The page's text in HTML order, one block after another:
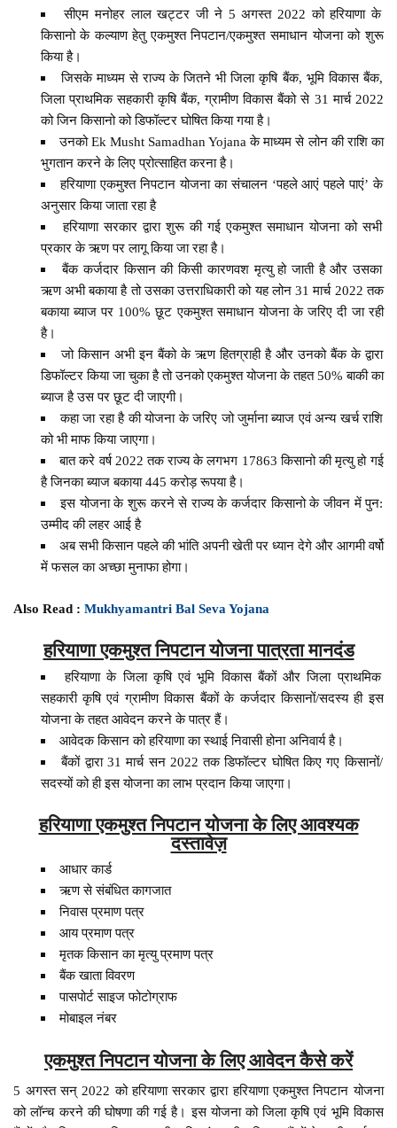
सीएम मनोहर लाल खट्टर जी ने 5 अगस्त 2022 को हरियाणा के
किसानो के कल्याण हेतु एकमुश्त निपटान/एकमुश्त समाधान योजना को शुरू
किया है।
जिसके माध्यम से राज्य के जितने भी जिला कृषि बैंक, भूमि विकास बैंक,
जिला प्राथमिक सहकारी कृषि बैंक, ग्रामीण विकास बैंको से 31 मार्च 2022
को जिन किसानो को डिफॉल्टर घोषित किया गया है।
उनको Ek Musht Samadhan Yojana के माध्यम से लोन की राशि का
भुगतान करने के लिए प्रोत्साहित करना है।
हरियाणा एकमुश्त निपटान योजना का संचालन ‘पहले आएं पहले पाएं’ के
अनुसार किया जाता रहा है
हरियाणा सरकार द्वारा शुरू की गई एकमुश्त समाधान योजना को सभी
प्रकार के ऋण पर लागू किया जा रहा है।
बैंक कर्जदार किसान की किसी कारणवश मृत्यु हो जाती है और उसका
ऋण अभी बकाया है तो उसका उत्तराधिकारी को यह लोन 31 मार्च 2022 तक
बकाया ब्याज पर 100% छूट एकमुश्त समाधान योजना के जरिए दी जा रही
है।
जो किसान अभी इन बैंको के ऋण हितग्राही है और उनको बैंक के द्वारा
डिफॉल्टर किया जा चुका है तो उनको एकमुश्त योजना के तहत 50% बाकी का
ब्याज है उस पर छूट दी जाएगी।
कहा जा रहा है की योजना के जरिए जो जुर्माना ब्याज एवं अन्य खर्च राशि
को भी माफ किया जाएगा।
बात करे वर्ष 2022 तक राज्य के लगभग 17863 किसानो की मृत्यु हो गई
है जिनका ब्याज बकाया 445 करोड़ रूपया है।
इस योजना के शुरू करने से राज्य के कर्जदार किसानो के जीवन में पुन:
उम्मीद की लहर आई है
अब सभी किसान पहले की भांति अपनी खेती पर ध्यान देगे और आगमी वर्षो
में फसल का अच्छा मुनाफा होगा।
Also Read :Mukhyamantri Bal Seva Yojana
हरियाणा एकमुश्त निपटान योजना पात्रता मानदंड
हरियाणा के जिला कृषि एवं भूमि विकास बैंकों और जिला प्राथमिक
सहकारी कृषि एवं ग्रामीण विकास बैंकों के कर्जदार किसानों/सदस्य ही इस
योजना के तहत आवेदन करने के पात्र हैं।
आवेदक किसान को हरियाणा का स्थाई निवासी होना अनिवार्य है।
बैंकों द्वारा 31 मार्च सन 2022 तक डिफॉल्टर घोषित किए गए किसानों/
सदस्यों को ही इस योजना का लाभ प्रदान किया जाएगा।
हरियाणा एकमुश्त निपटान योजना के लिए आवश्यक
दस्तावेज़
आधार कार्ड
ऋण से संबंधित कागजात
निवास प्रमाण पत्र
आय प्रमाण पत्र
मृतक किसान का मृत्यु प्रमाण पत्र
बैंक खाता विवरण
पासपोर्ट साइज फोटोग्राफ
मोबाइल नंबर
एकमुश्त निपटान योजना के लिए आवेदन कैसे करें
5 अगस्त सन् 2022 को हरियाणा सरकार द्वारा हरियाणा एकमुश्त निपटान योजना
को लॉन्च करने की घोषणा की गई है। इस योजना को जिला कृषि एवं भूमि विकास